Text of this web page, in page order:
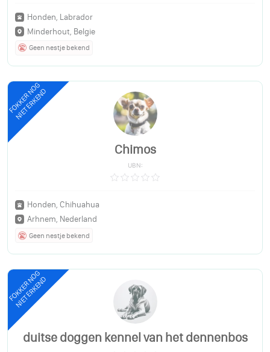
Honden, Labrador
Minderhout, Belgie
Geen nestje bekend
FOKKER NOG
NIET ERKEND
Chimos
UBN:
Honden, Chihuahua
Arhnem, Nederland
Geen nestje bekend
FOKKER NOG
NIET ERKEND
duitse doggen kennel van het dennenbos